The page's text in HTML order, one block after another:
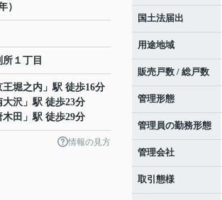
）
所 １丁目
王堀之内 」駅 徒歩16分
大沢 」駅 徒歩23分
木田 」駅 徒歩29分
情報の見方
国土法届出
用途地域
販売戸数 / 総戸数
管理形態
管理員の勤務形態
管理会社
取引態様